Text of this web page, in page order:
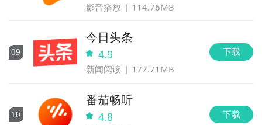
影音播放 114.76MB
09
今日头条
4.9
新闻阅读 177.71MB
下载
10
番茄畅听
4.8 下载